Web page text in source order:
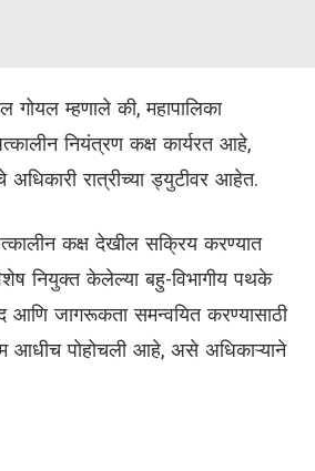
गोयल म्हणाले की, महापालिका
नियंत्रण कक्ष कार्यरत आहे,
अधिकारी रात्रीच्या ड्युटीवर आहेत.
कक्ष देखील सक्रिय करण्यात
नियुक्त केलेल्या बहु-विभागीय पथके
आणि जागरूकता समन्वयित करण्यासाठी
आधीच पोहोचली आहे, असे अधिकाऱ्याने